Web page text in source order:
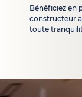
Bénéficiez en
constructeur
toute